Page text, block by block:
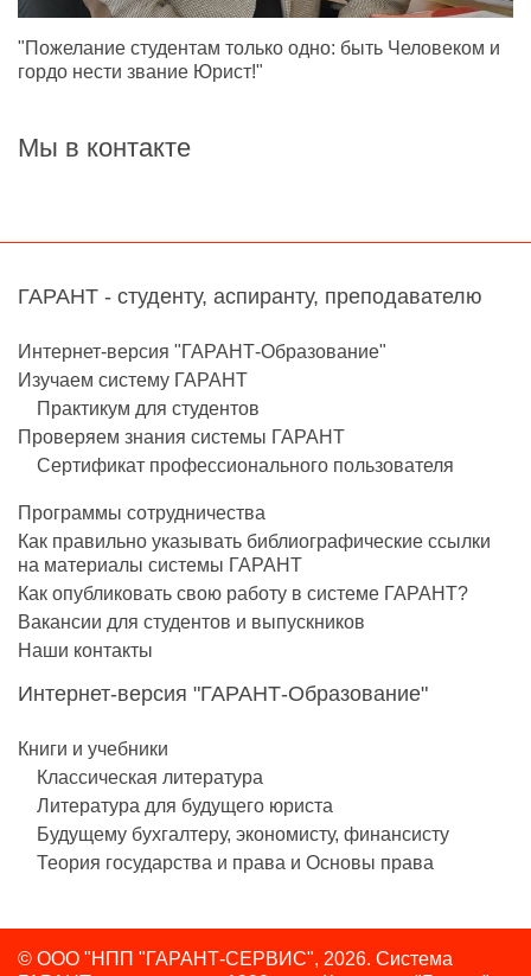
"Пожелание студентам только одно: быть Человеком и
гордо нести звание Юрист!"
Мы в контакте
ГАРАНТ - студенту, аспиранту, преподавателю
Интернет-версия "ГАРАНТ-Образование"
Изучаем систему ГАРАНТ
Практикум для студентов
Проверяем знания системы ГАРАНТ
Сертификат профессионального пользователя
Программы сотрудничества
Как правильно указывать библиографические ссылки
на материалы системы ГАРАНТ
Как опубликовать свою работу в системе ГАРАНТ?
Вакансии для студентов и выпускников
Наши контакты
Интернет-версия "ГАРАНТ-Образование"
Книги и учебники
Классическая литература
Литература для будущего юриста
Будущему бухгалтеру, экономисту, финансисту
Теория государства и права и Основы права
© ООО "НПП "ГАРАНТ-СЕРВИС", 2026. Система